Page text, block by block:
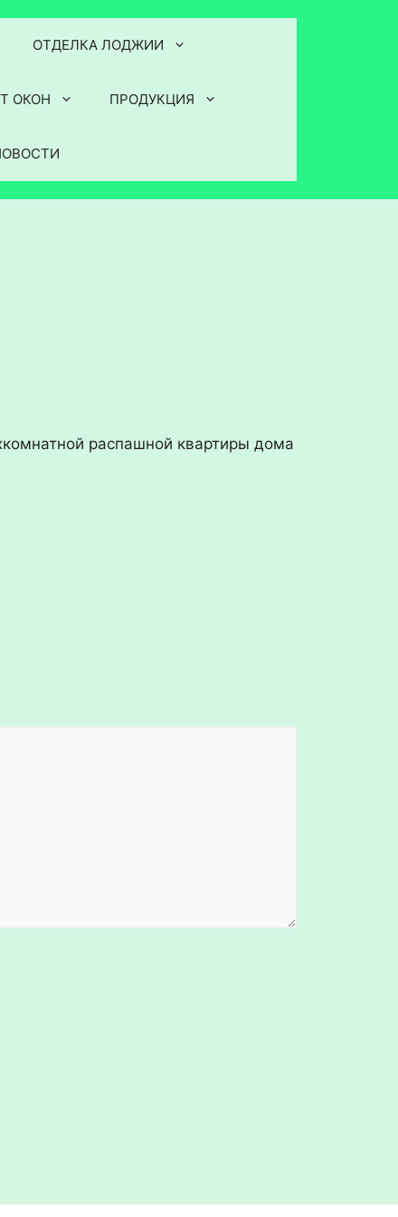
ОТДЕЛКА ЛОДЖИИ
ОКОН ПРОДУКЦИЯ
распашной квартиры дома